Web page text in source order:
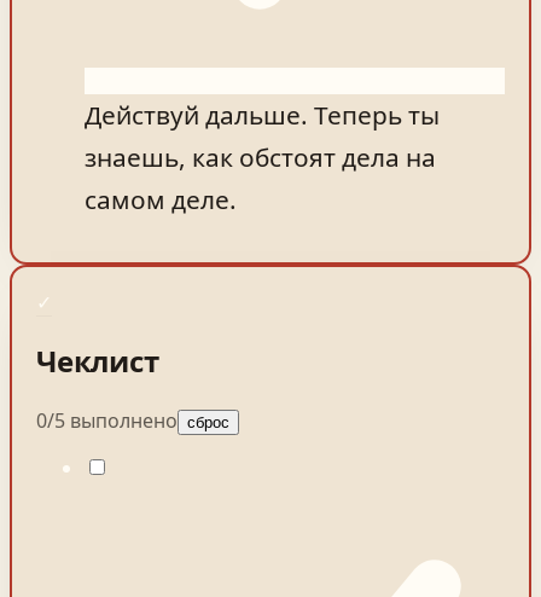
Действуй дальше. Теперь ты
знаешь, как обстоят дела на
самом деле.
✓
Чеклист
0/5 выполнено сброс